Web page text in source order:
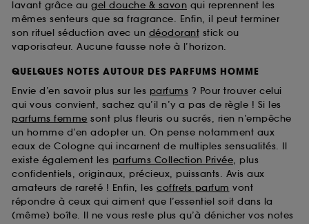
lavant grâce au gel douche & savon qui reprennent les
mêmes senteurs que sa fragrance. Enfin, il peut terminer
son rituel séduction avec un déodorant stick ou
vaporisateur. Aucune fausse note à l’horizon.
QUELQUES NOTES AUTOUR DES PARFUMS HOMME
Envie d’en savoir plus sur les parfums ? Pour trouver celui
qui vous convient, sachez qu’il n’y a pas de règle ! Si les
parfums femme sont plus fleuris ou sucrés, rien n’empêche
un homme d’en adopter un. On pense notamment aux
eaux de Cologne qui incarnent de multiples sensualités. Il
existe également les parfums Collection Privée, plus
confidentiels, originaux, précieux, puissants. Avis aux
amateurs de rareté ! Enfin, les coffrets parfum vont
répondre à ceux qui aiment que l’essentiel soit dans la
(même) boîte. Il ne vous reste plus qu’à dénicher vos notes